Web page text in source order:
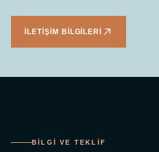
İLETIŞIM BILGILERI
BILGI VE TEKLIF